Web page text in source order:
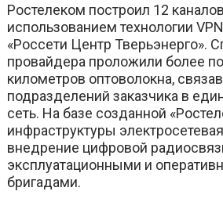
Ростелеком построил 12
использованием технологии VPN
«Россети Центр Тверьэнерго».
провайдера проложили более
километров оптоволокна,
подразделений заказчика в
сеть. На базе созданной
инфраструктуры
внедрение цифровой
эксплуатационными и
бригадами.